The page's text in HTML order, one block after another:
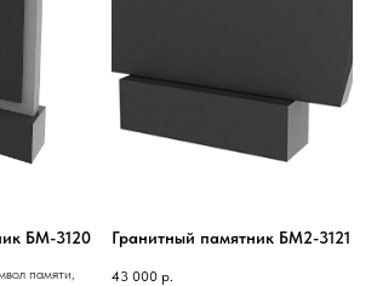
БМ-3120
памяти,
Гранитный памятник БМ2-3121
43 000 р.